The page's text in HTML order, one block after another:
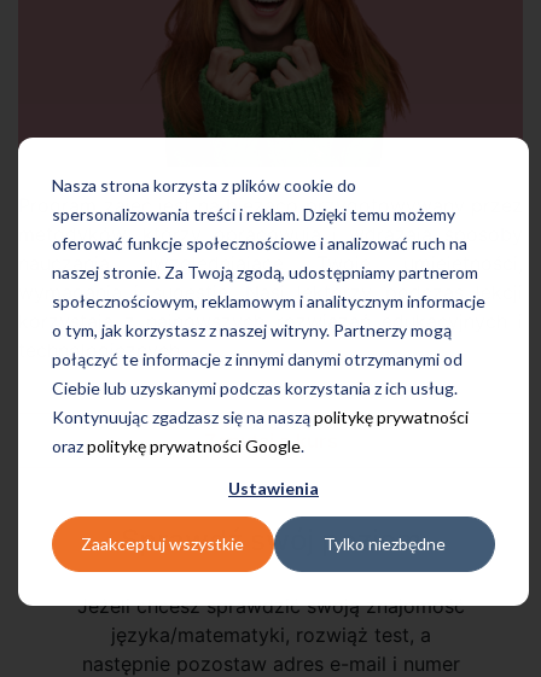
Nasza strona korzysta z plików cookie do
spersonalizowania treści i reklam. Dzięki temu możemy
oferować funkcje społecznościowe i analizować ruch na
naszej stronie. Za Twoją zgodą, udostępniamy partnerom
społecznościowym, reklamowym i analitycznym informacje
o tym, jak korzystasz z naszej witryny. Partnerzy mogą
połączyć te informacje z innymi danymi otrzymanymi od
Ciebie lub uzyskanymi podczas korzystania z ich usług.
Kontynuując zgadzasz się na nasząpolitykę prywatności
orazpolitykę prywatności Google.
Ustawienia
Zaakceptuj wszystkie Tylko niezbędne
Program zajęć jest na bieżąco przygotowywany przez
metodyków, którzy opracowują i wdrażają sposoby
nauczania uwzględniające Twoje umiejętności,
wymagania i sugestie. Nasi lektorzy podczas lekcji
korzystają z najnowszych rozwiązań edukacyjnych i
technologicznych.
Zapytaj o kurs
Sprawdź swój poziom
Jeżeli chcesz sprawdzić swoją znajomość
języka/matematyki, rozwiąż test, a
następnie pozostaw adres e-mail i numer